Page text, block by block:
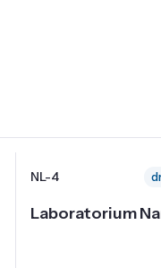
NL-4
Laboratorium